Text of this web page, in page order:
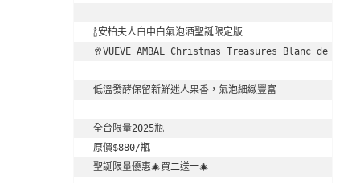
🍾安柏夫人白中白氣泡酒聖誕限定版
🥂VUEVE AMBAL Christmas Treasures Blanc de
低溫發酵保留新鮮迷人果香，氣泡細緻豐富
全台限量2025瓶
原價$880/瓶
聖誕限量優惠🎄買二送一🎄